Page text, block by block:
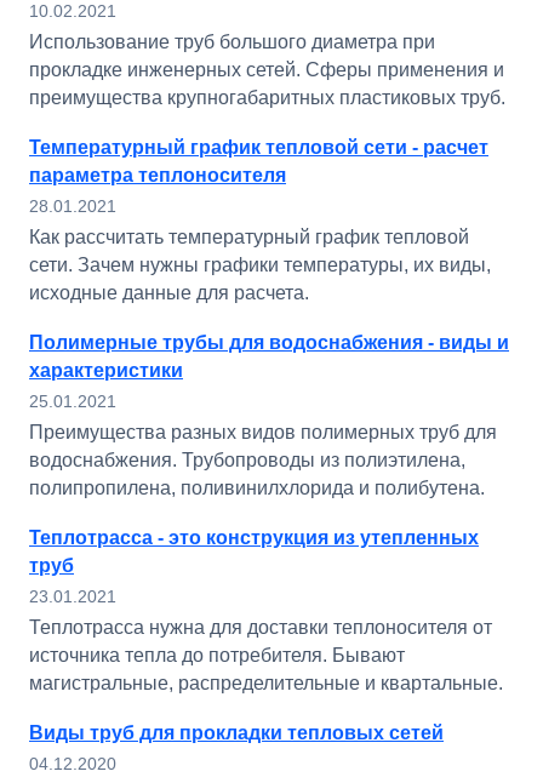
10.02.2021
Использование труб большого диаметра при
прокладке инженерных сетей. Сферы применения и
преимущества крупногабаритных пластиковых труб.
Температурный график тепловой сети - расчет
параметра теплоносителя
28.01.2021
Как рассчитать температурный график тепловой
сети. Зачем нужны графики температуры, их виды,
исходные данные для расчета.
Полимерные трубы для водоснабжения - виды и
характеристики
25.01.2021
Преимущества разных видов полимерных труб для
водоснабжения. Трубопроводы из полиэтилена,
полипропилена, поливинилхлорида и полибутена.
Теплотрасса - это конструкция из утепленных
труб
23.01.2021
Теплотрасса нужна для доставки теплоносителя от
источника тепла до потребителя. Бывают
магистральные, распределительные и квартальные.
Виды труб для прокладки тепловых сетей
04.12.2020